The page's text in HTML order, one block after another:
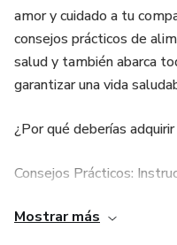
amor y cuidado a tu
consejos prácticos de
salud y también abarca
garantizar una vida
¿Por qué deberías
Consejos Prácticos:
nutrición hasta la higiene.
Mostrar más